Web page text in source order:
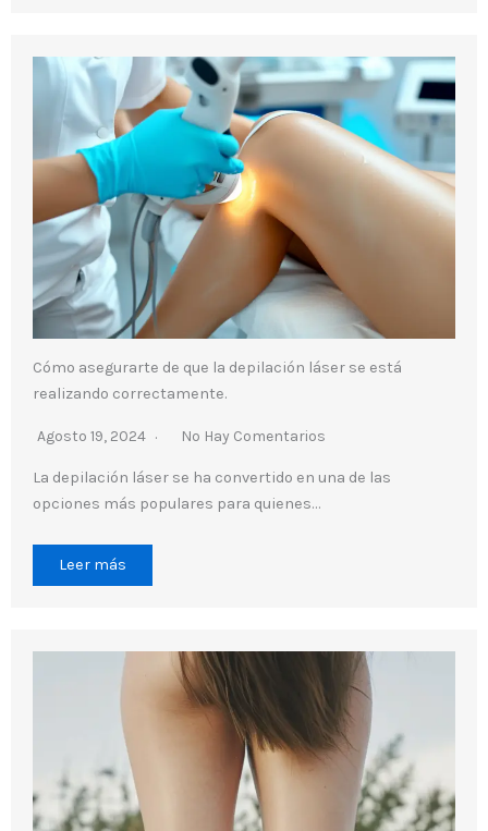
Cómo asegurarte de que la depilación láser se está
realizando correctamente.
Agosto 19, 2024 No Hay Comentarios
La depilación láser se ha convertido en una de las
opciones más populares para quienes…
Leer más